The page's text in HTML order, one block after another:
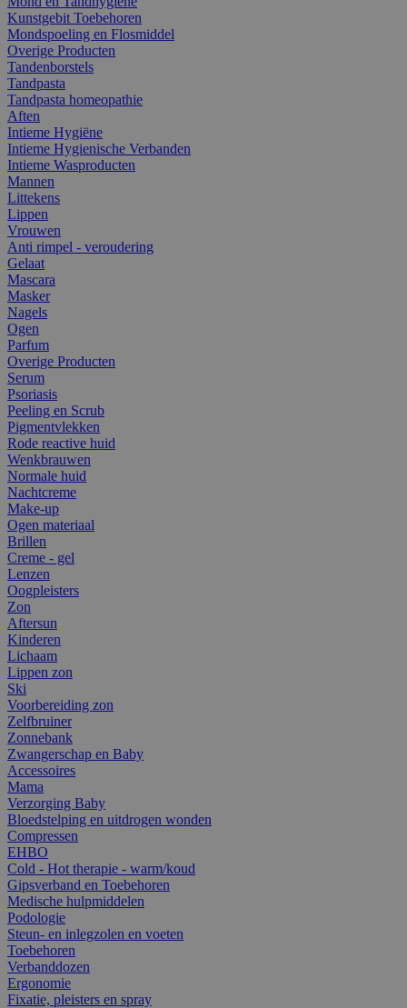
Kunstgebit Toebehoren
Mondspoeling en Flosmiddel
Overige Producten
Tandenborstels
Tandpasta
Tandpasta homeopathie
Aften
Intieme Hygiëne
Intieme Hygienische Verbanden
Intieme Wasproducten
Mannen
Littekens
Lippen
Vrouwen
Anti rimpel - veroudering
Gelaat
Mascara
Masker
Nagels
Ogen
Parfum
Overige Producten
Serum
Psoriasis
Peeling en Scrub
Pigmentvlekken
Rode reactive huid
Wenkbrauwen
Normale huid
Nachtcreme
Make-up
Ogen materiaal
Brillen
Creme - gel
Lenzen
Oogpleisters
Zon
Aftersun
Kinderen
Lichaam
Lippen zon
Ski
Voorbereiding zon
Zelfbruiner
Zonnebank
Zwangerschap en Baby
Accessoires
Mama
Verzorging Baby
Bloedstelping en uitdrogen wonden
Compressen
EHBO
Cold - Hot therapie - warm/koud
Gipsverband en Toebehoren
Medische hulpmiddelen
Podologie
Steun- en inlegzolen en voeten
Toebehoren
Verbanddozen
Ergonomie
Fixatie, pleisters en spray